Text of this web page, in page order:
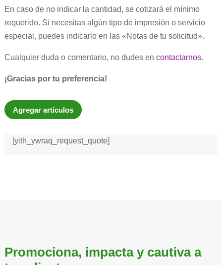
En caso de no indicar la cantidad, se cotizará el mínimo
requerido. Si necesitas algún tipo de impresión o servicio
especial, puedes indicarlo en las «Notas de tu solicitud».
Cualquier duda o comentario, no dudes en contactarnos.
¡Gracias por tu preferencia!
Agregar artículos
[yith_ywraq_request_quote]
Promociona, impacta y cautiva a